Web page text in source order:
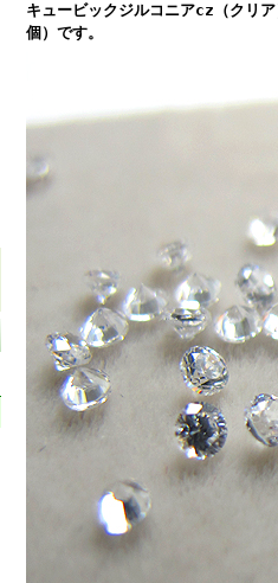
キュービックジルコニアcz（クリ
個）です。